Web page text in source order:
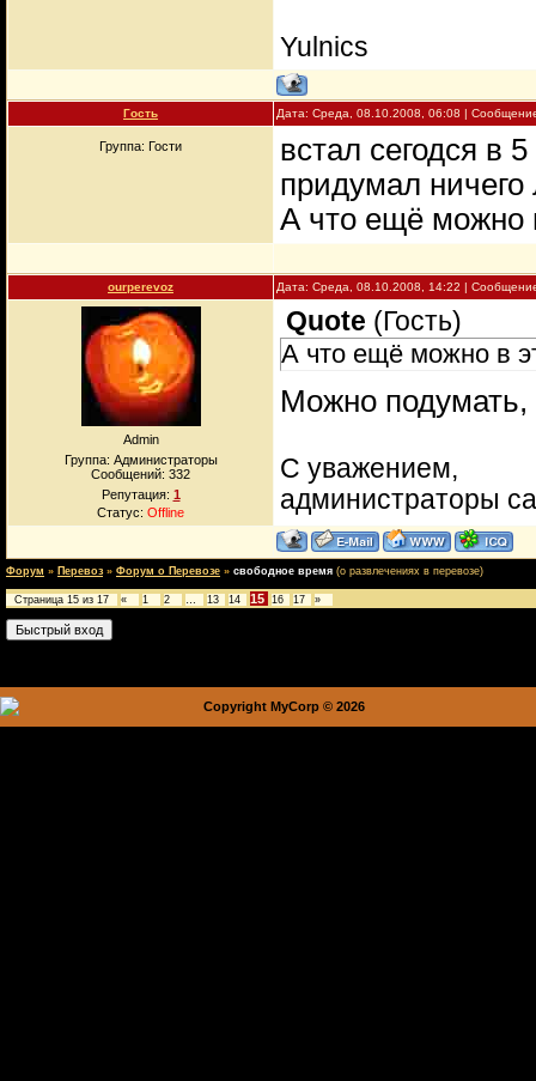
Yulnics
Гость Дата: Среда, 08.10.2008, 06:08 |
Группа: Гости
встал сегодся в
придумал ничего
А что ещё можно
ourperevoz Дата: Среда, 08.10.2008, 14:22 |
Admin
Группа: Администраторы
Сообщений: 332
Репутация: 1
Статус: Offline
Quote (Гость)
А что ещё можно в
Можно подумать,
С уважением,
администраторы
Форум » Перевоз » Форум о Перевозе » свободное время (о развлечениях в перевозе)
Страница 15 из 17 « 1 2 … 13 14 15 16 17 »
Copyright MyCorp © 2026